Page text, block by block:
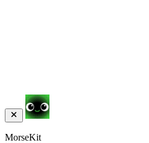
MorseKit